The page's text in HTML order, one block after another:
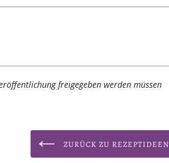
freigegeben werden müssen
ZURÜCK ZU REZEPTIDEEN